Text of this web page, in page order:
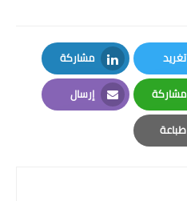
المرأة والطفل
حكاية صورة
ثقافة
تغريد
Twitter
مشاركة
LinkedIn
مشاركة
Whatsapp
إرسال
Email
طباعة
Print